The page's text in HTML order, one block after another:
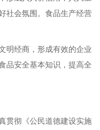
社会氛围。食品生产经营
明经商，形成有效的企业
品安全基本知识，提高全
贯彻《公民道德建设实施